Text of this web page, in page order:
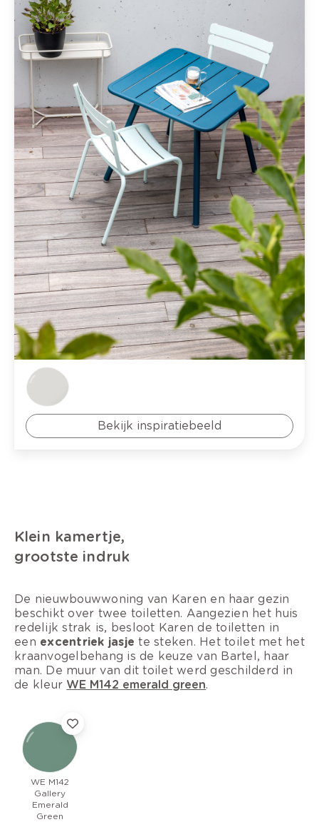
Bekijk inspiratiebeeld
Klein kamertje,
grootste indruk
De nieuwbouwwoning van Karen en haar gezin
beschikt over twee toiletten. Aangezien het huis
redelijk strak is, besloot Karen de toiletten in
een excentriek jasje te steken. Het toilet met het
kraanvogelbehang is de keuze van Bartel, haar
man. De muur van dit toilet werd geschilderd in
de kleur WE M142 emerald green.
WE M142
Gallery
Emerald
Green